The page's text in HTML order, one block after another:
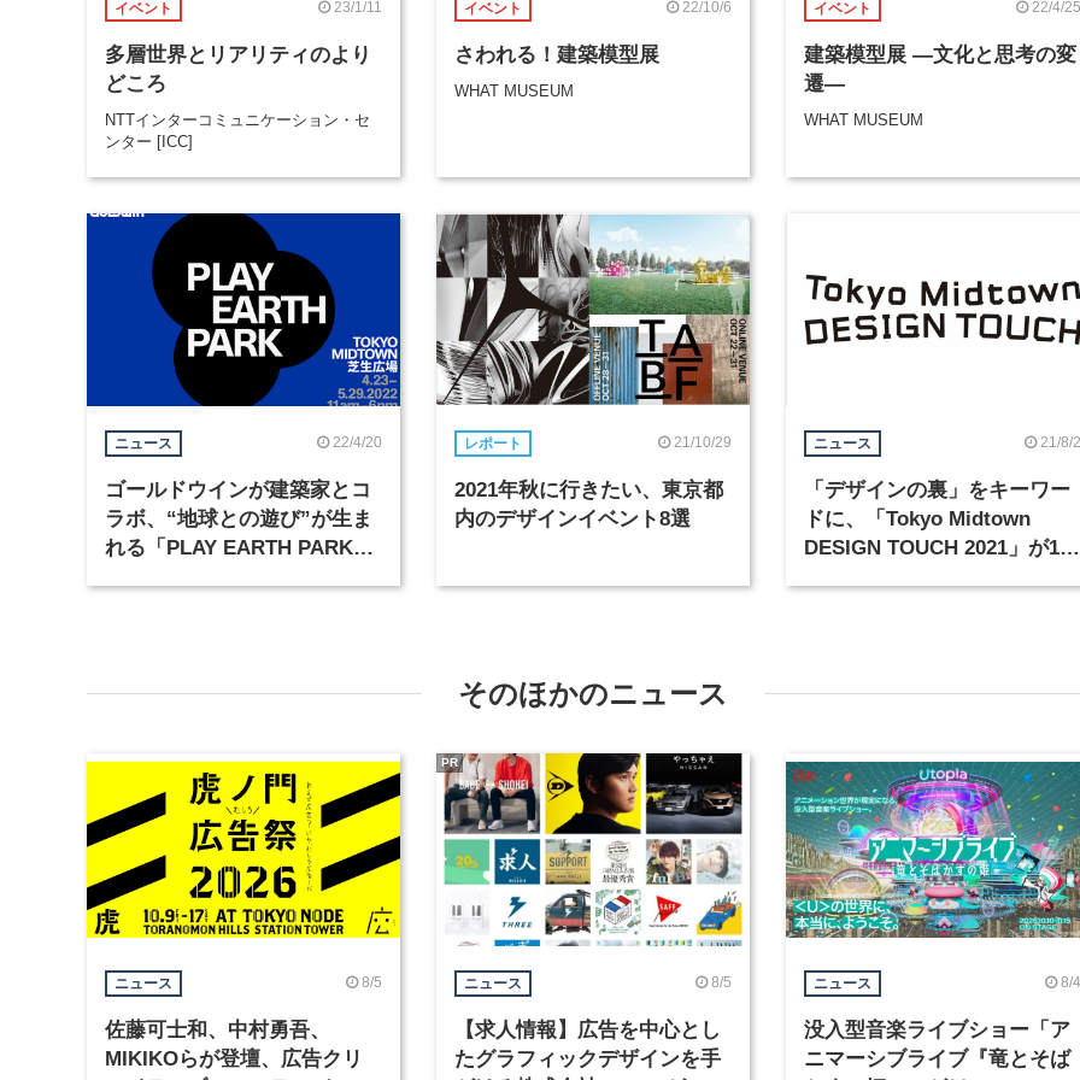
イベント 23/1/11
多層世界とリアリティのより
どころ
NTTインターコミュニケーション・セ
ンター [ICC]
イベント 22/10/6
さわれる！建築模型展
WHAT MUSEUM
イベント 22/4/25
建築模型展 ―文化と思考の変
遷―
WHAT MUSEUM
ニュース 22/4/20
ゴールドウインが建築家とコ
ラボ、“地球との遊び”が生ま
れる「PLAY EARTH PARK」
レポート 21/10/29
2021年秋に行きたい、東京都
内のデザインイベント8選
ニュース 21/8/2
「デザインの裏」をキーワー
ドに、「Tokyo Midtown
DESIGN TOUCH 2021」が10
そのほかのニュース
ニュース 8/5
佐藤可士和、中村勇吾、
MIKIKOらが登壇、広告クリ
ニュース 8/5
【求人情報】広告を中心とし
たグラフィックデザインを手
PR
ニュース 8/4
没入型音楽ライブショー「ア
ニマーシブライブ『竜とそば